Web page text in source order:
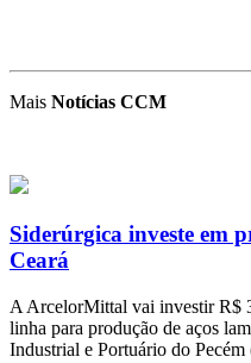
Mais Notícias CCM
Siderúrgica investe em
Ceará
A ArcelorMittal vai investir R$
linha para produção de aços
Industrial e Portuário do Pecém